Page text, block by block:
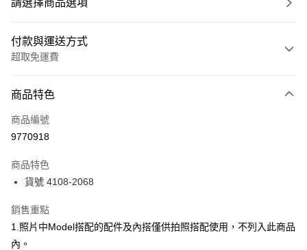
請選擇商品選項
付款與運送方式
超取免運費
信用卡一次付款
超商取貨付款
ATM付款
運送方式
全家取貨付款
商品特色
商品編號
9770918
商品特色
貨號 4108-2068
銷售重點
1.照片中Model搭配的配件及內搭僅供拍照搭配使用，不列入此商品
內。